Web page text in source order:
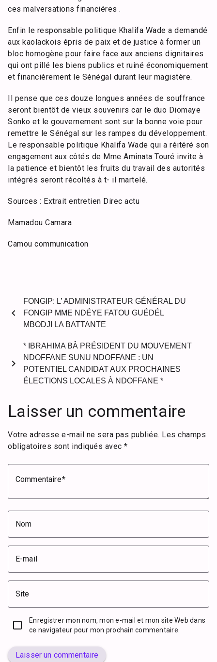
ces malversations financiéres .
Enfin le responsable politique Khalifa Wade a demandé
aux kaolackois épris de paix et de justice à former un
bloc homogène pour faire face aux anciens dignitaires
qui ont pillé les biens publics et ruiné économiquement
et financièrement le Sénégal durant leur magistère.
Il pense que ces douze longues années de souffrance
seront bientôt de vieux souvenirs car le duo Diomaye
Sonko et le gouvernement sont sur la bonne voie pour
remettre le Sénégal sur les rampes du développement.
Le responsable politique Khalifa Wade qui a réitéré son
engagement aux côtés de Mme Aminata Touré invite à
la patience et bientôt les fruits du travail des autorités
intégrés seront récoltés à t- il martelé.
Sources : Extrait entretien Direc actu
Mamadou Camara
Camou communication
chevron_left
FONGIP: L’ ADMINISTRATEUR GÉNÉRAL DU
FONGIP MME NDÉYE FATOU GUÉDÉL
MBODJI LA BATTANTE
* IBRAHIMA BÂ PRÉSIDENT DU MOUVEMENT
NDOFFANE SUNU NDOFFANE : UN
POTENTIEL CANDIDAT AUX PROCHAINES
ÉLECTIONS LOCALES À NDOFFANE *
chevron_right
Laisser un commentaire
Votre adresse e-mail ne sera pas publiée. Les champs
obligatoires sont indiqués avec *
Commentaire
Nom
E-mail
Site
Enregistrer mon nom, mon e-mail et mon site Web dans
ce navigateur pour mon prochain commentaire.
Laisser un commentaire